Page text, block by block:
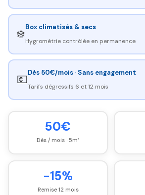
❄️Box climatisés & secs
Hygrométrie contrôlée en permanence
💶Dès 50€/mois · Sans engagement
Tarifs dégressifs 6 et 12 mois
50€
Dès / mois · 5m³
-15%
Remise 12 mois